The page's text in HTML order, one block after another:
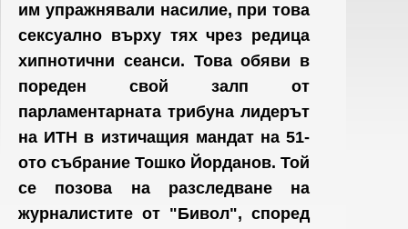
им упражнявали насилие, при това
сексуално върху тях чрез редица
хипнотични сеанси. Това обяви в
пореден свой залп от
парламентарната трибуна лидерът
на ИТН в изтичащия мандат на 51-
ото събрание Тошко Йорданов. Той
се позова на разследване на
журналистите от "Бивол", според